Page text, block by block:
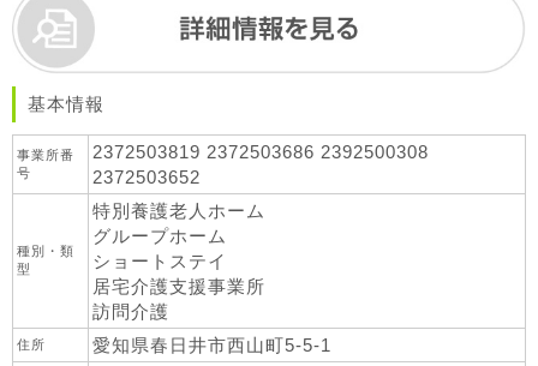
基本情報
事業所番
号
2372503819 2372503686 2392500308
2372503652
種別・類
型
特別養護老人ホーム
グループホーム
ショートステイ
居宅介護支援事業所
訪問介護
住所 愛知県春日井市西山町5-5-1